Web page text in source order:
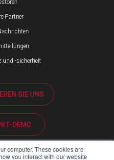
computer. These cookies are
you interact with our website
Partner
und -sicherheit
SIE UNS
DEMO